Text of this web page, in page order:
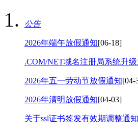
公告
2026年端午放假通知[06-18]
.COM/NET域名注册局系统升
2026年五一劳动节放假通知[04-
2026年清明放假通知[04-03]
关于ssl证书签发有效期调整通知